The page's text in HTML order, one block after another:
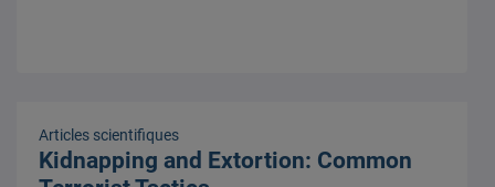
Articles scientifiques
Kidnapping and Extortion: Common